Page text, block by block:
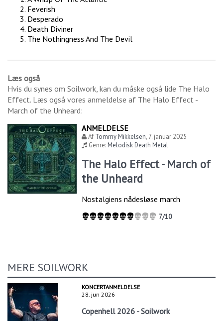
Feverish
Desperado
Death Diviner
The Nothingness And The Devil
Læs også
Hvis du synes om Soilwork, kan du måske også lide The Halo
Effect. Læs også vores anmeldelse af The Halo Effect -
March of the Unheard:
ANMELDELSE
Af Tommy Mikkelsen, 7. januar 2025
Genre:Melodisk Death Metal
The Halo Effect - March of
the Unheard
Nostalgiens nådesløse march
7/10
MERE SOILWORK
KONCERTANMELDELSE
28. jun 2026
Copenhell 2026 - Soilwork